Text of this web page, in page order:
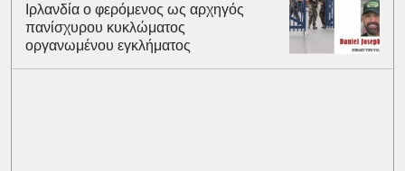
Ιρλανδία ο φερόμενος ως αρχηγός
πανίσχυρου κυκλώματος
οργανωμένου εγκλήματος